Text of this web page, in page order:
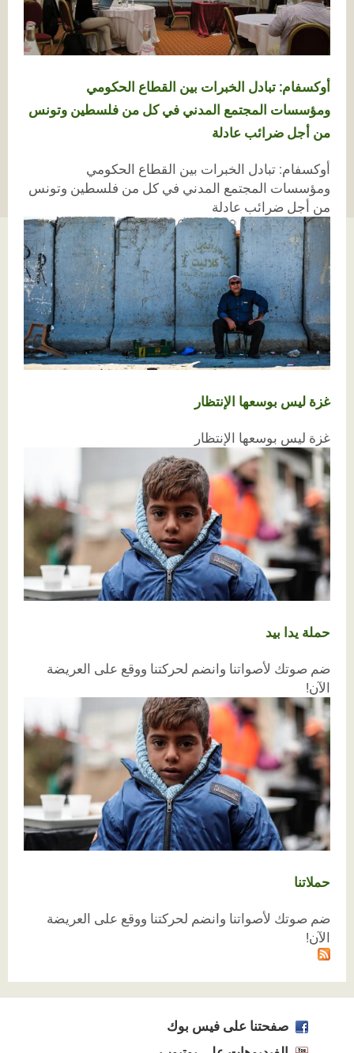
أوكسفام: تبادل الخبرات بين القطاع الحكومي
ومؤسسات المجتمع المدني في كل من فلسطين وتونس
من أجل ضرائب عادلة
أوكسفام: تبادل الخبرات بين القطاع الحكومي
ومؤسسات المجتمع المدني في كل من فلسطين وتونس
من أجل ضرائب عادلة
غزة ليس بوسعها الإنتظار
غزة ليس بوسعها الإنتظار
حملة يدا بيد
ضم صوتك لأصواتنا وانضم لحركتنا ووقع على العريضة
الآن!
حملاتنا
ضم صوتك لأصواتنا وانضم لحركتنا ووقع على العريضة
الآن!
صفحتنا على فيس بوك